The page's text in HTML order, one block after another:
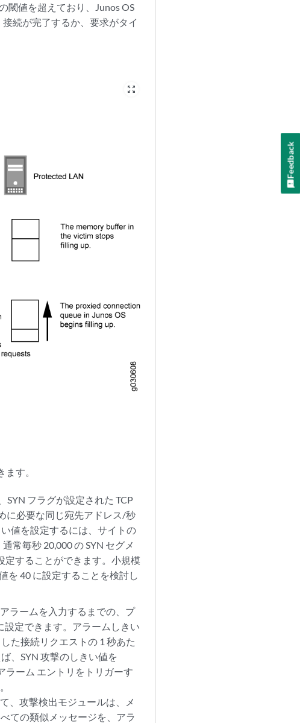
閾値を超えており、Junos OS
続が完了するか、要求がタイ
zoom_out_map
す。
フラグが設定された TCP
に必要な同じ宛先アドレス/秒
値を設定するには、サイトの
常毎秒 20,000 の SYN セグメ
定することができます。小規模
を 40 に設定することを検討し
ラームを入力するまでの、プ
設定できます。アラームしきい
た接続リクエストの 1 秒あた
、SYN 攻撃のしきい値を
ラーム エントリをトリガーす
、攻撃検出モジュールは、メ
ての類似メッセージを、アラ
Feedback